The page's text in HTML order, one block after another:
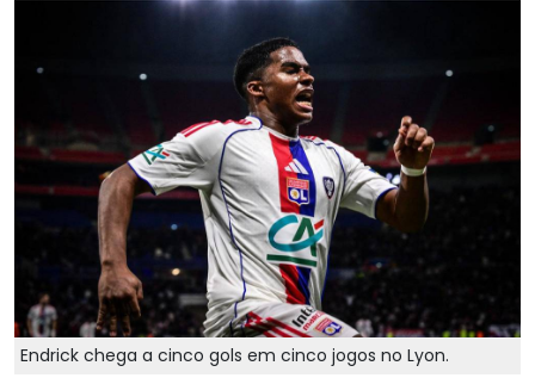
Endrick chega a cinco gols em cinco jogos no Lyon.